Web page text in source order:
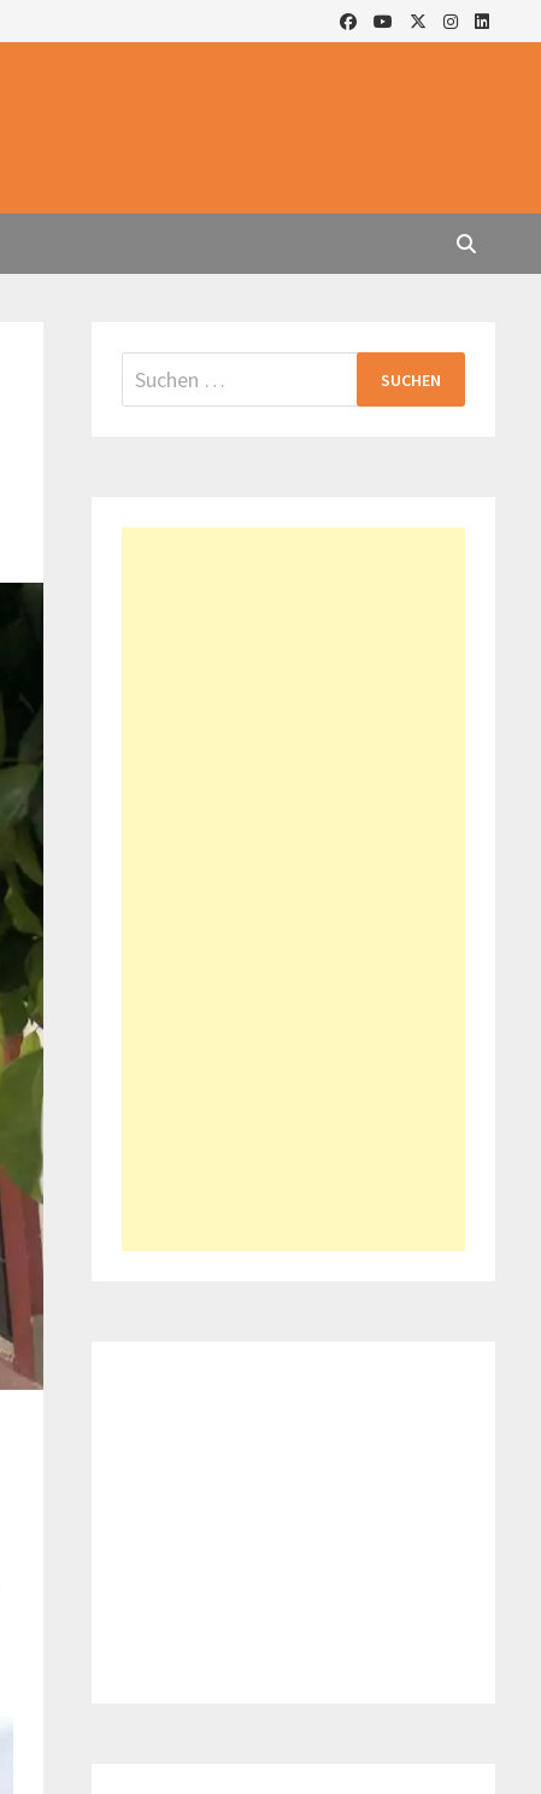
Suchen
nach: